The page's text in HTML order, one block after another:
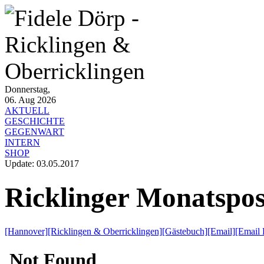
Donnerstag,
06. Aug 2026
AKTUELL
GESCHICHTE
GEGENWART
INTERN
SHOP
Update: 03.05.2017
Ricklinger
[Hannover][Ricklingen & Oberricklingen][Gästebuch][Email][Email